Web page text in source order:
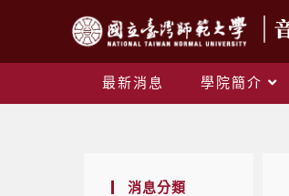
最新消息 學院簡介
消息分類